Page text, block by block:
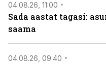
04.08.26, 11:00
Sada aastat tagasi:
saama
04.08.26, 09:40